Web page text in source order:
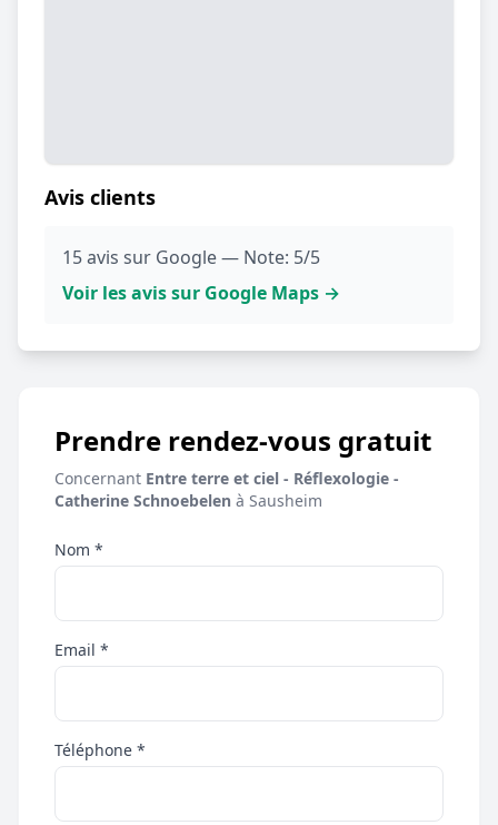
Avis clients
15 avis sur Google — Note: 5/5
Voir les avis sur Google Maps →
Prendre rendez-vous gratuit
Concernant Entre terre et ciel - Réflexologie -
Catherine Schnoebelen à Sausheim
Nom *
Email *
Téléphone *